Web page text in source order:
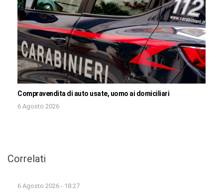
Compravendita di auto usate, uomo ai domiciliari
6 Agosto 2026
Correlati
6 Agosto 2026 - 18:27